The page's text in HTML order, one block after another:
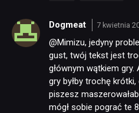
Dogmeat 7 kwietnia
@Mimizu, jedyny
gust, twój tekst jest
głównym wątkiem gry.
gry byłby trochę
piszesz
mógł sobie pograć te